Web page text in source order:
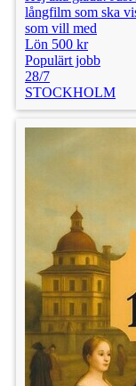
långfilm som ska
som vill med
Lön 500 kr
Populärt jobb
28/7
STOCKHOLM